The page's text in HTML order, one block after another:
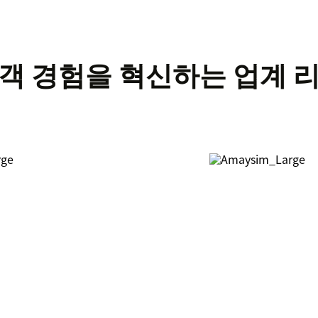
경험을 혁신하는 업계